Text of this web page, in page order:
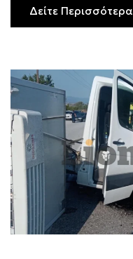
Δείτε Περισσότερα